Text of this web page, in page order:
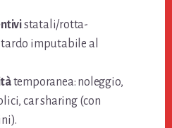
statali/rotta­
imputabile al
temporanea: noleggio,
car sharing (con